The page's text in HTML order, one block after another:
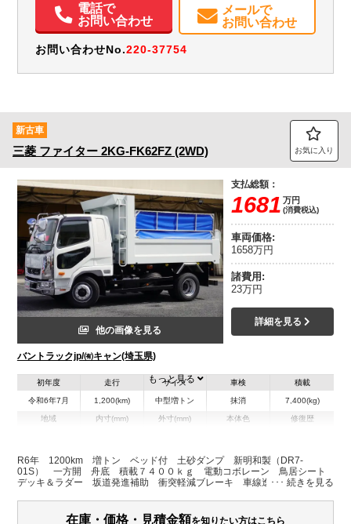
電話で
お問い合わせ
メールで
お問い合わせ
お問い合わせNo.220-37754
新古車
三菱 ファイター 2KG-FK62FZ (2WD) お気に入り
他の画像を見る
バントラックjp/㈲キャン(埼玉県)
支払総額：
1681 万円
(消費税込)
車両価格:
1658万円
諸費用:
23万円
詳細を見る
初年度
令和6年7月
走行
1,200(km)
サイズ
中型増トン
車検
抹消
積載
7,400(kg)
地域 内寸(mm)
H:590
外寸(mm)
H:3,000
本体色 修復歴
装備情報
もっと見る
R6年 1200km 増トン ベッド付 土砂ダンプ 新明和製（DR7-
01S） 一方開 舟底 積載７４００ｋｇ 電動コボレーン 鳥居シート
デッキ＆ラダー 坂道発進補助 衝突軽減ブレーキ 車線逸脱警報 メッ
同年式 ６速ＭＴ
在庫・価格・見積金額を知りたい方はこちら